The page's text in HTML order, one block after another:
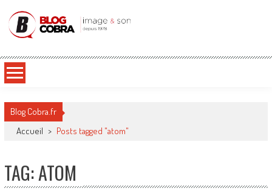
Blog Cobra
Blog Cobra.fr
Accueil > Posts tagged "atom"
TAG: ATOM